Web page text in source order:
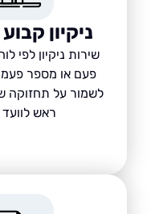
ניקיון קבוע
שירות ניקיון לפי לוח זמנים
פעם או מספר פעמים
לשמור על תחזוקה שוטפת
ראש לוועד הבית.